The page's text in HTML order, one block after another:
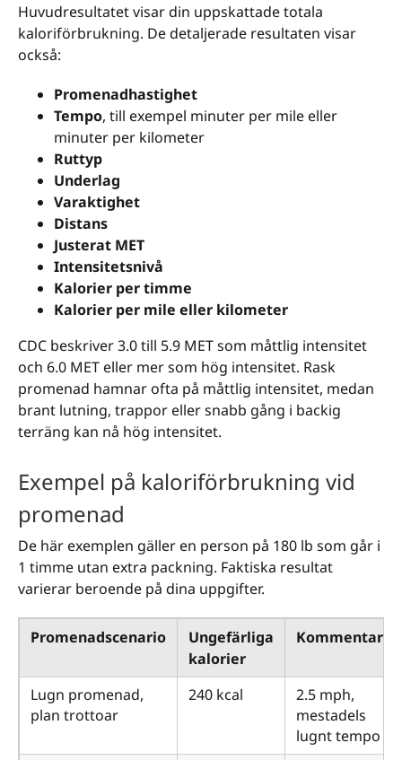
Huvudresultatet visar din uppskattade totala
kaloriförbrukning. De detaljerade resultaten visar
också:
Promenadhastighet
Tempo, till exempel minuter per mile eller
minuter per kilometer
Ruttyp
Underlag
Varaktighet
Distans
Justerat MET
Intensitetsnivå
Kalorier per timme
Kalorier per mile eller kilometer
CDC beskriver 3.0 till 5.9 MET som måttlig intensitet
och 6.0 MET eller mer som hög intensitet. Rask
promenad hamnar ofta på måttlig intensitet, medan
brant lutning, trappor eller snabb gång i backig
terräng kan nå hög intensitet.
Exempel på kaloriförbrukning vid
promenad
De här exemplen gäller en person på 180 lb som går i
1 timme utan extra packning. Faktiska resultat
varierar beroende på dina uppgifter.
Promenadscenario
Ungefärliga
kalorier
Kommentar
Lugn promenad,
plan trottoar
240 kcal
2.5 mph,
mestadels
lugnt tempo